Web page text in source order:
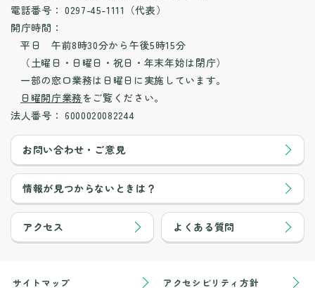
電話番号： 0297-45-1111（代表）
開庁時間：
平日 午前8時30分から午後5時15分
（土曜日・日曜日・祝日・年末年始は閉庁）
一部の窓口業務は日曜日に実施しています。
日曜開庁業務をご覧ください。
法人番号： 6000020082244
お問い合わせ・ご意見
情報が見つからないときは？
アクセス よくある質問
サイトマップ
アクセシビリティ方針